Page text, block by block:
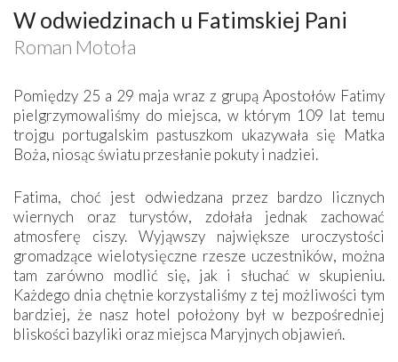
W odwiedzinach u Fatimskiej Pani
Roman Motoła
Pomiędzy 25 a 29 maja wraz z grupą Apostołów Fatimy
pielgrzymowaliśmy do miejsca, w którym 109 lat temu
trojgu portugalskim pastuszkom ukazywała się Matka
Boża, niosąc światu przesłanie pokuty i nadziei.
Fatima, choć jest odwiedzana przez bardzo licznych
wiernych oraz turystów, zdołała jednak zachować
atmosferę ciszy. Wyjąwszy największe uroczystości
gromadzące wielotysięczne rzesze uczestników, można
tam zarówno modlić się, jak i słuchać w skupieniu.
Każdego dnia chętnie korzystaliśmy z tej możliwości tym
bardziej, że nasz hotel położony był w bezpośredniej
bliskości bazyliki oraz miejsca Maryjnych objawień.